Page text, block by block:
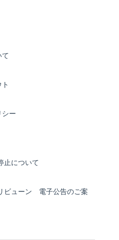
て
シー
止について
ビューン 電子公告のご案